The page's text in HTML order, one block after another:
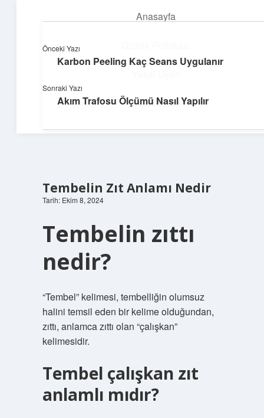
Anasayfa
Hakkımızda
Dijital Dünya Günlüğü
Tembelin Zıt Anlamı Nedir
Tarih: Ekim 8, 2024
Tembelin zıttı
nedir?
“Tembel” kelimesi, tembelliğin olumsuz
halini temsil eden bir kelime olduğundan,
zıttı, anlamca zıttı olan “çalışkan”
kelimesidir.
Tembel çalışkan zıt
anlamlı mıdır?
Önceki Yazı
Karbon Peeling Kaç Seans Uygulanır
Sonraki Yazı
Akım Trafosu Ölçümü Nasıl Yapılır